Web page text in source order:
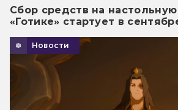
Сбор средств на
«Готике» стартует в
Новости